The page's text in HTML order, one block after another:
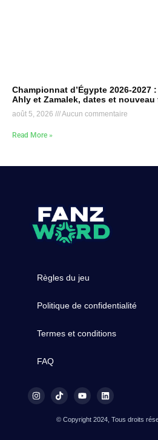
Championnat d’Égypte 2026-2027
Ahly et Zamalek, dates et
août 5, 2026 Aucun commentaire
Read More »
Règles du jeu
Politique de confidentialité
Termes et conditions
FAQ
© Copyright 2024, Tous droits